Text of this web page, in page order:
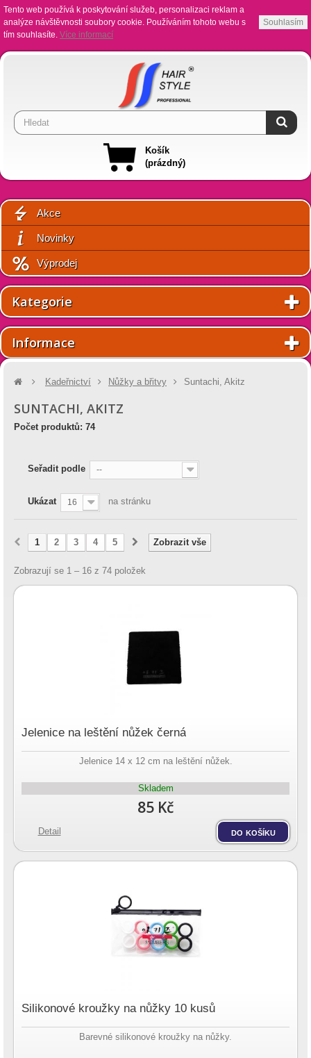
Tento web používá k poskytování služeb, personalizaci reklam a
analýze návštěvnosti soubory cookie. Používáním tohoto webu s
tím souhlasíte. Více informací
Souhlasím
Košík
(prázdný)
Akce
Novinky
Výprodej
Kategorie
Informace
Kadeřnictví Nůžky a břitvy Suntachi, Akitz
SUNTACHI, AKITZ
Počet produktů: 74
Seřadit podle --
Ukázat 16 na stránku
Zobrazit vše
1 2 3 4 5
Zobrazují se 1 – 16 z 74 položek
Jelenice na leštění nůžek černá
Jelenice 14 x 12 cm na leštění nůžek.
Skladem
85 Kč
Detail do košíku
Silikonové kroužky na nůžky 10 kusů
Barevné silikonové kroužky na nůžky.